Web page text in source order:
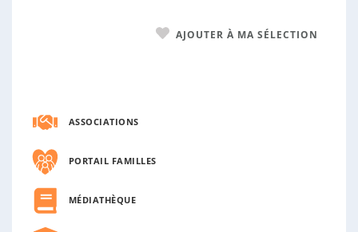
AJOUTER À MA SÉLECTION
ASSOCIATIONS
PORTAIL FAMILLES
MÉDIATHÈQUE